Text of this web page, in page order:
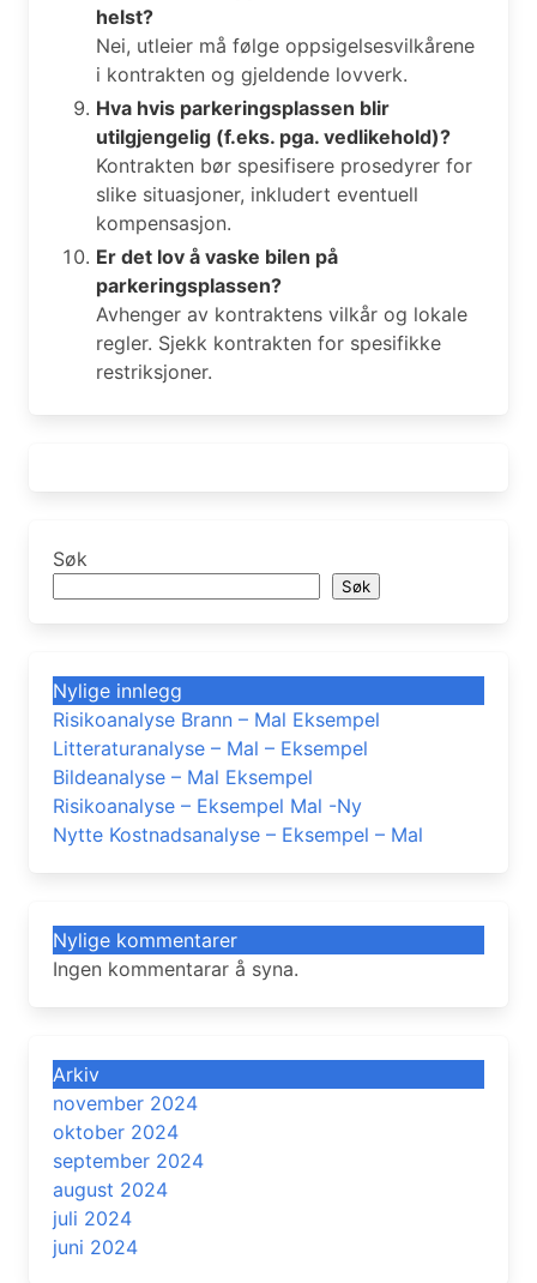
helst?
Nei, utleier må følge oppsigelsesvilkårene
i kontrakten og gjeldende lovverk.
Hva hvis parkeringsplassen blir
utilgjengelig (f.eks. pga. vedlikehold)?
Kontrakten bør spesifisere prosedyrer for
slike situasjoner, inkludert eventuell
kompensasjon.
Er det lov å vaske bilen på
parkeringsplassen?
Avhenger av kontraktens vilkår og lokale
regler. Sjekk kontrakten for spesifikke
restriksjoner.
Søk
Søk
Nylige innlegg
Risikoanalyse Brann – Mal Eksempel
Litteraturanalyse – Mal – Eksempel
Bildeanalyse – Mal Eksempel
Risikoanalyse – Eksempel Mal -Ny
Nytte Kostnadsanalyse – Eksempel – Mal
Nylige kommentarer
Ingen kommentarar å syna.
Arkiv
november 2024
oktober 2024
september 2024
august 2024
juli 2024
juni 2024